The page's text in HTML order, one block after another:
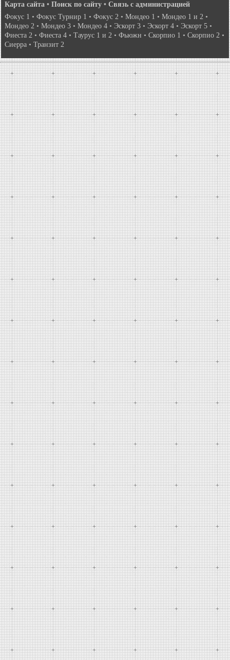
Карта сайта • Поиск по сайту • Связь с администрацией
Фокус 1 • Фокус Турнир 1 • Фокус 2 • Мондео 1 • Мондео 1 и 2 •
Мондео 2 • Мондео 3 • Мондео 4 • Эскорт 3 • Эскорт 4 • Эскорт 5 •
Фиеста 2 • Фиеста 4 • Таурус 1 и 2 • Фьюжн • Скорпио 1 • Скорпио 2 •
Сиерра • Транзит 2